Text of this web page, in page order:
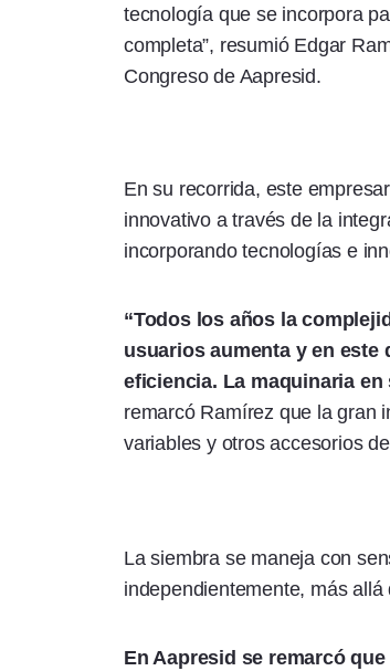
tecnología que se incorpora
completa”, resumió Edgar
Congreso de Aapresid.
En su recorrida, este
innovativo a través de la
incorporando tecnologías e
“Todos los años la
usuarios aumenta y en
eficiencia. La maquinaria
remarcó Ramírez que la gran
variables y otros accesorios
La siembra se maneja con
independientemente, más
En Aapresid se remarcó